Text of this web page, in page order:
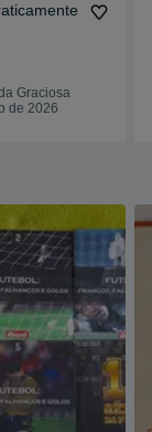
Graciosa
de 2026